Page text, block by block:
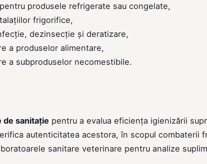
produsele refrigerate sau congelate,
frigorifice,
dezinsecție și deratizare,
a produselor alimentare,
a subproduselor necomestibile.
de sanitație pentru a evalua eficiența igienizării
autenticitatea acestora, în scopul combaterii
sanitare veterinare pentru analize